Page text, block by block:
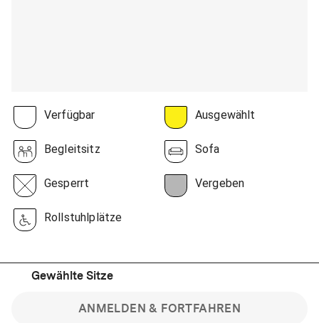
Verfügbar Ausgewählt
Begleitsitz Sofa
Gesperrt Vergeben
Rollstuhlplätze
Gewählte Sitze
ANMELDEN & FORTFAHREN